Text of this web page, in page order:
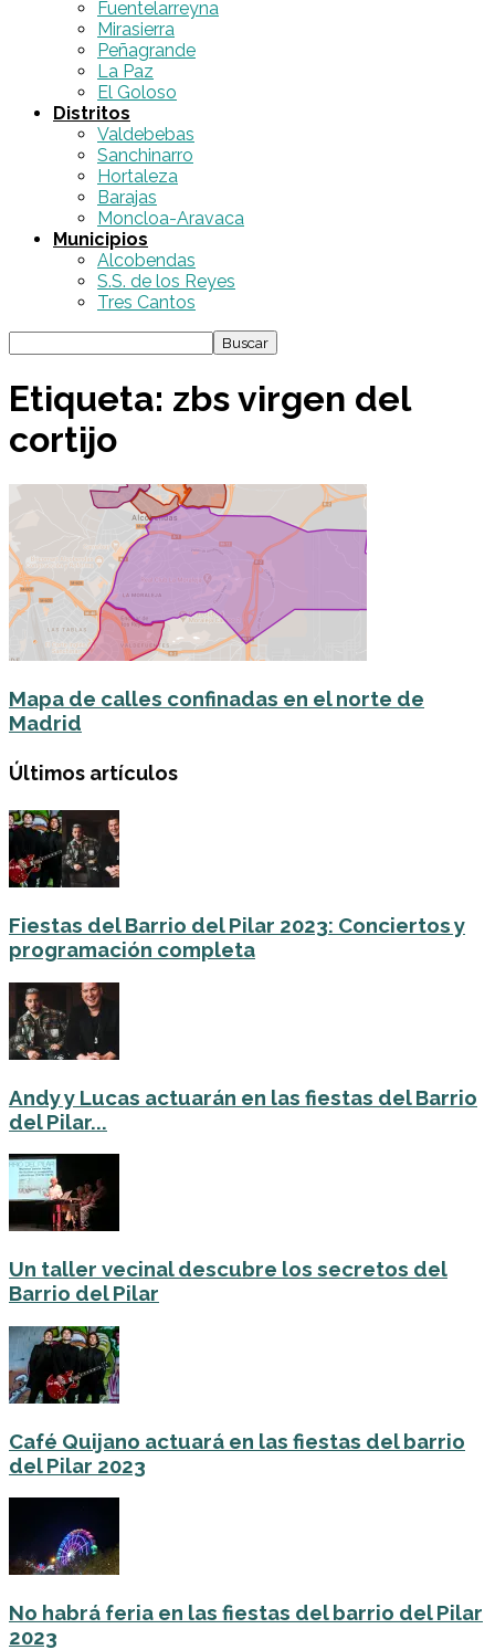
Fuentelarreyna
Mirasierra
Peñagrande
La Paz
El Goloso
Distritos
Valdebebas
Sanchinarro
Hortaleza
Barajas
Moncloa-Aravaca
Municipios
Alcobendas
S.S. de los Reyes
Tres Cantos
Etiqueta: zbs virgen del
cortijo
Mapa de calles confinadas en el norte de
Madrid
Últimos artículos
Fiestas del Barrio del Pilar 2023: Conciertos y
programación completa
Andy y Lucas actuarán en las fiestas del Barrio
del Pilar...
Un taller vecinal descubre los secretos del
Barrio del Pilar
Café Quijano actuará en las fiestas del barrio
del Pilar 2023
No habrá feria en las fiestas del barrio del Pilar
2023